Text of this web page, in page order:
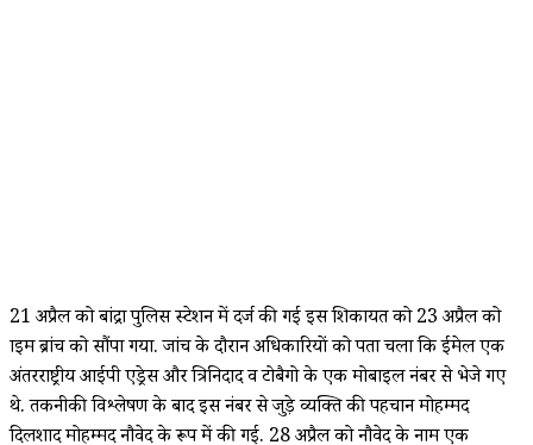
21 अप्रैल को बांद्रा पुलिस स्टेशन में दर्ज की गई इस शिकायत को 23 अप्रैल को
क्राइम ब्रांच को सौंपा गया. जांच के दौरान अधिकारियों को पता चला कि ईमेल एक
अंतरराष्ट्रीय आईपी एड्रेस और त्रिनिदाद व टोबैगो के एक मोबाइल नंबर से भेजे गए
थे. तकनीकी विश्लेषण के बाद इस नंबर से जुड़े व्यक्ति की पहचान मोहम्मद
दिलशाद मोहम्मद नौवेद के रूप में की गई. 28 अप्रैल को नौवेद के नाम एक